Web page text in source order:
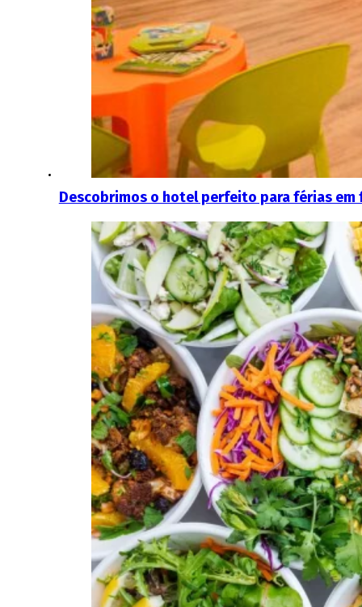
Descobrimos o hotel perfeito para férias em